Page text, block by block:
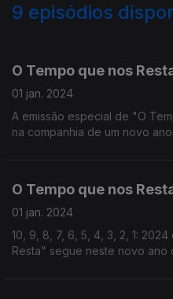
9 episódios
O Tempo que nos
01 jan. 2024
A emissão especial de "O
na companhia de um novo
O Tempo que nos
01 jan. 2024
10, 9, 8, 7, 6, 5, 4, 3, 2, 1:
Resta" segue neste novo ano